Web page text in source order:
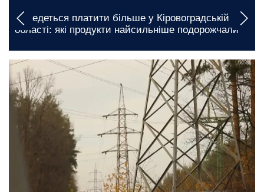
Подорожчання проїзду в Миколаївській області:
які сумі доведеться заплатити
сьогодні, 15:00